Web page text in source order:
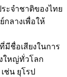
ระจำชาติของไทย
ลางเพื่อให้
มีชื่อเสียงในการ
ใหญ่ทั่วโลก
ช่น ยุโรป